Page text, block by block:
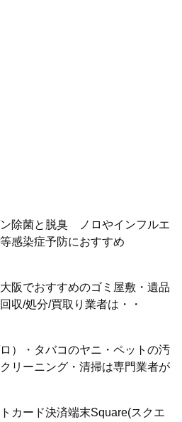
除菌と脱臭 ノロやインフルエ
感染症予防におすすめ
阪でおすすめのゴミ屋敷・遺品
収/処分/買取り業者は・・
）・タバコのヤニ・ペットの汚
リーニング・清掃は専門業者が
カード決済端末Square(スクエ